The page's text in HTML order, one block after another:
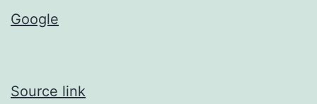
Google
Source link